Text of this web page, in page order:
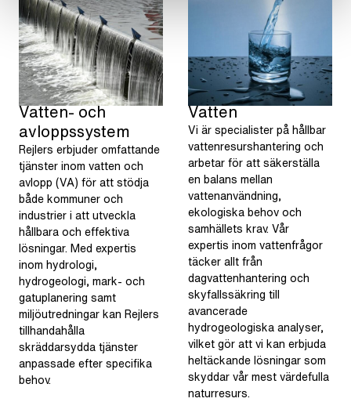
Vatten- och
avloppssystem
Rejlers erbjuder omfattande
tjänster inom vatten och
avlopp (VA) för att stödja
både kommuner och
industrier i att utveckla
hållbara och effektiva
lösningar. Med expertis
inom hydrologi,
hydrogeologi, mark- och
gatuplanering samt
miljöutredningar kan Rejlers
tillhandahålla
skräddarsydda tjänster
anpassade efter specifika
behov.
Vatten
Vi är specialister på hållbar
vattenresurshantering och
arbetar för att säkerställa
en balans mellan
vattenanvändning,
ekologiska behov och
samhällets krav. Vår
expertis inom vattenfrågor
täcker allt från
dagvattenhantering och
skyfallssäkring till
avancerade
hydrogeologiska analyser,
vilket gör att vi kan erbjuda
heltäckande lösningar som
skyddar vår mest värdefulla
naturresurs.